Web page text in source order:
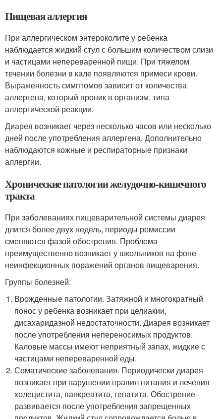
Пищевая аллергия
При аллергическом энтероколите у ребенка
наблюдается жидкий стул с большим количеством слизи
и частицами непереваренной пищи. При тяжелом
течении болезни в кале появляются примеси крови.
Выраженность симптомов зависит от количества
аллергена, который проник в организм, типа
аллергической реакции.
Диарея возникает через несколько часов или несколько
дней после употребления аллергена. Дополнительно
наблюдаются кожные и респираторные признаки
аллергии.
Хронические патологии желудочно-кишечного
тракта
При заболеваниях пищеварительной системы диарея
длится более двух недель, периоды ремиссии
сменяются фазой обострения. Проблема
преимущественно возникает у школьников на фоне
неинфекционных поражений органов пищеварения.
Группы болезней:
Врожденные патологии. Затяжной и многократный
понос у ребенка возникает при целиакии,
дисахаридазной недостаточности. Диарея возникает
после употребления непереносимых продуктов.
Каловые массы имеют неприятный запах, жидкие с
частицами непереваренной еды.
Соматические заболевания. Периодически диарея
возникает при нарушении правил питания и лечения
холецистита, панкреатита, гепатита. Обострение
развивается после употребления запрещенных